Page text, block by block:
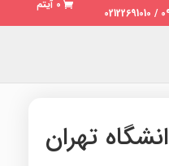
0 آیتم
تهران